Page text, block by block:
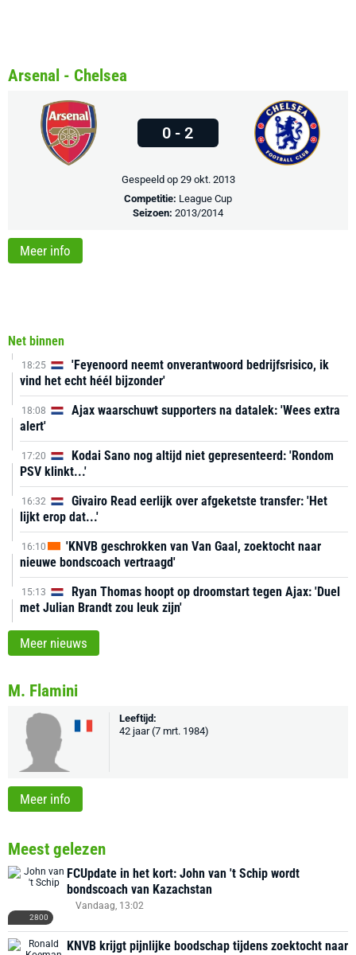
Net binnen
18:25
'Feyenoord neemt onverantwoord bedrijfsrisico, ik
vind het echt héél bijzonder'
18:08
Ajax waarschuwt supporters na datalek: 'Wees extra
alert'
17:20
Kodai Sano nog altijd niet gepresenteerd: 'Rondom
PSV klinkt...'
16:32
Givairo Read eerlijk over afgeketste transfer: 'Het
lijkt erop dat...'
16:10
'KNVB geschrokken van Van Gaal, zoektocht naar
nieuwe bondscoach vertraagd'
15:13
Ryan Thomas hoopt op droomstart tegen Ajax: 'Duel
met Julian Brandt zou leuk zijn'
Meer nieuws
Arsenal - Chelsea
0 - 2
Gespeeld op 29 okt. 2013
Competitie: League Cup
Seizoen: 2013/2014
Meer info
M. Flamini
Leeftijd:
42 jaar (7 mrt. 1984)
Meer info
Meest gelezen
2800
FCUpdate in het kort: John van 't Schip wordt
bondscoach van Kazachstan
Vandaag, 13:02
KNVB krijgt pijnlijke boodschap tijdens zoektocht naar